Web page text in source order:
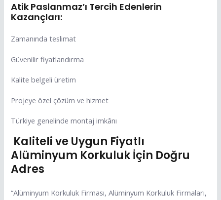
Atik Paslanmaz’ı Tercih Edenlerin
Kazançları:
Zamanında teslimat
Güvenilir fiyatlandırma
Kalite belgeli üretim
Projeye özel çözüm ve hizmet
Türkiye genelinde montaj imkânı
Kaliteli ve Uygun Fiyatlı
Alüminyum Korkuluk İçin Doğru
Adres
“Alüminyum Korkuluk Firması, Alüminyum Korkuluk Firmaları,